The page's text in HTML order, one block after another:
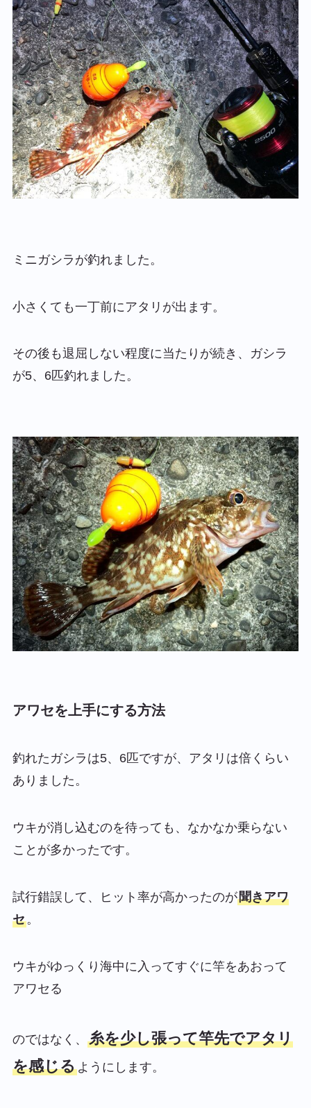
ミニガシラが釣れました。
小さくても一丁前にアタリが出ます。
その後も退屈しない程度に当たりが続き、ガシラ
が5、6匹釣れました。
アワセを上手にする方法
釣れたガシラは5、6匹ですが、アタリは倍くらい
ありました。
ウキが消し込むのを待っても、なかなか乗らない
ことが多かったです。
試行錯誤して、ヒット率が高かったのが聞きアワ
セ。
ウキがゆっくり海中に入ってすぐに竿をあおって
アワセる
のではなく、 糸を少し張って竿先でアタリ
を感じるようにします。